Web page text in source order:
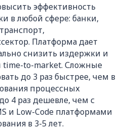
эффективность
в любой сфере: банки,
Платформа дает
снизить издержки и
time-to-market. Сложные
до 3 раз быстрее, чем в
процессных
4 раз дешевле, чем с
и Low-Code платформами
в 3-5 лет.